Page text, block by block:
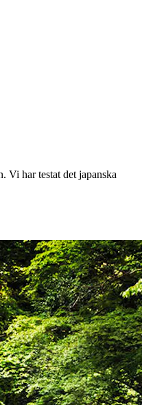
Vi har testat det japanska